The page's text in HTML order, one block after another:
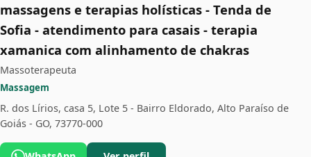
massagens e terapias holísticas - Tenda de
Sofia - atendimento para casais - terapia
xamanica com alinhamento de chakras
Massoterapeuta
Massagem
R. dos Lírios, casa 5, Lote 5 - Bairro Eldorado, Alto Paraíso de
Goiás - GO, 73770-000